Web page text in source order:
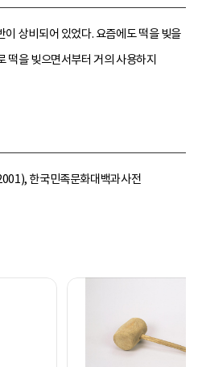
상비되어 있었다. 요즘에도 떡을 빚을
떡을 빚으면서부터 거의 사용하지
한국민족문화대백과사전